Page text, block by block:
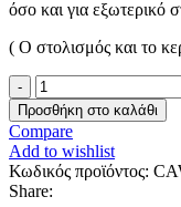
όσο και για εξωτερικό
( Ο στολισμός και το
Προσθήκη στο καλάθι
Compare
Add to wishlist
Κωδικός προϊόντος:
Share: